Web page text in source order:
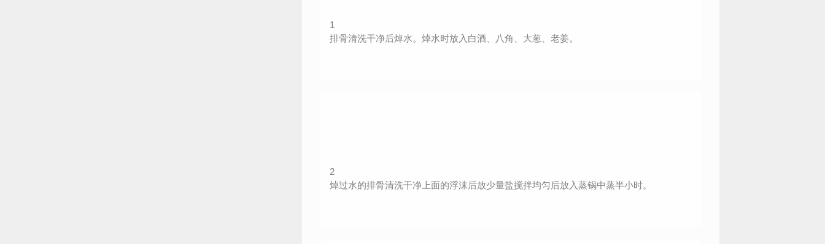
1
排骨清洗干净后焯水。焯水时放入白酒、八角、大葱、老姜。
2
焯过水的排骨清洗干净上面的浮沫后放少量盐搅拌均匀后放入蒸锅中蒸半小时。